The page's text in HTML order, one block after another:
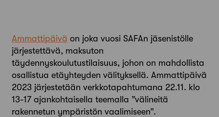
Ammattipäivä on joka vuosi SAFAn jäsenistölle
järjestettävä, maksuton
täydennyskoulutustilaisuus, johon on mahdollista
osallistua etäyhteyden välityksellä. Ammattipäivä
2023 järjestetään verkkotapahtumana 22.11. klo
13-17 ajankohtaisella teemalla ”välineitä
rakennetun ympäristön vaalimiseen”.